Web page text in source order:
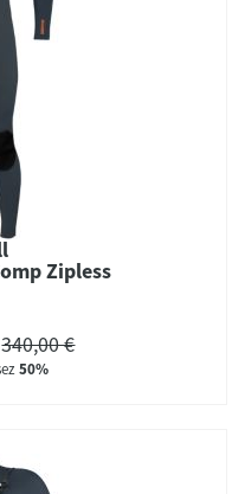
Zipless
340,00 €
50%